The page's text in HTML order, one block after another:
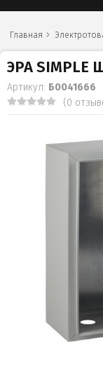
Главная
ЭРА SIMPLE
Артикул: Б0041666
(0